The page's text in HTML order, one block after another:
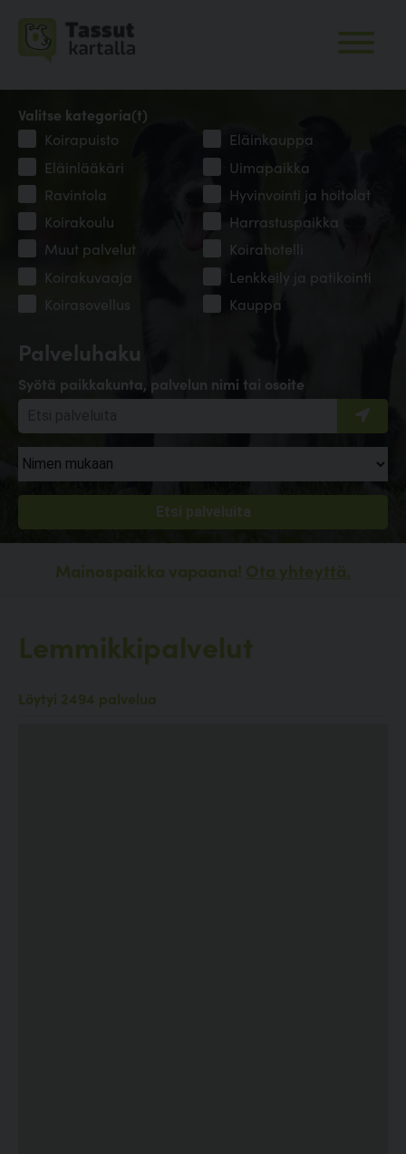
Palveluhaku
Syötä paikkakunta, palvelun nimi tai osoite
Valitse kategoria(t)
Koirapuisto
Eläinkauppa
Eläinlääkäri
Uimapaikka
Ravintola
Hyvinvointi ja hoitolat
Koirakoulu
Harrastuspaikka
Muut palvelut
Koirahotelli
Koirakuvaaja
Lenkkeily ja patikointi
Koirasovellus
Kauppa
Mainospaikka vapaana! Ota yhteyttä.
Lemmikkipalvelut
Löytyi 2494 palvelua